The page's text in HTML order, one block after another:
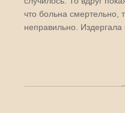
что больна смертельно,
неправильно.